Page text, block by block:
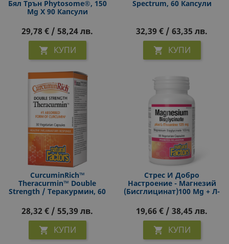
Бял Трън Phytosome®, 150
Mg Х 90 Капсули
29,78 € / 58,24 лв.
 КУПИ
Spectrum, 60 Капсули
32,39 € / 63,35 лв.
 КУПИ
CurcuminRich™
Theracurmin™ Double
Strength / Теракурмин, 60
28,32 € / 55,39 лв.
 КУПИ
Стрес И Добро
Настроение - Магнезий
(бисглицинат)100 Mg + Л-
Капсули
19,66 € / 38,45 лв.
 КУПИ